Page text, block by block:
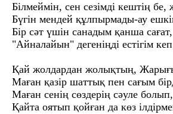
Білмеймін, сен сезімді кештің бе,
Бүгін мендей құлпырмады-ау
Бір сәт үшін санадым қанша сағат,
"Айналайын" дегеніңді естігім
Қай жолдардан жолықтың,
Маған қазір шаттық пен сағым
Маған сенің сөздерің сәуле болып,
Қайта оятып қойған да көз